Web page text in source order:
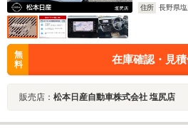
住所
長野県
無
料
在庫確認・見
販売店： 松本日産自動車株式会社 塩尻店